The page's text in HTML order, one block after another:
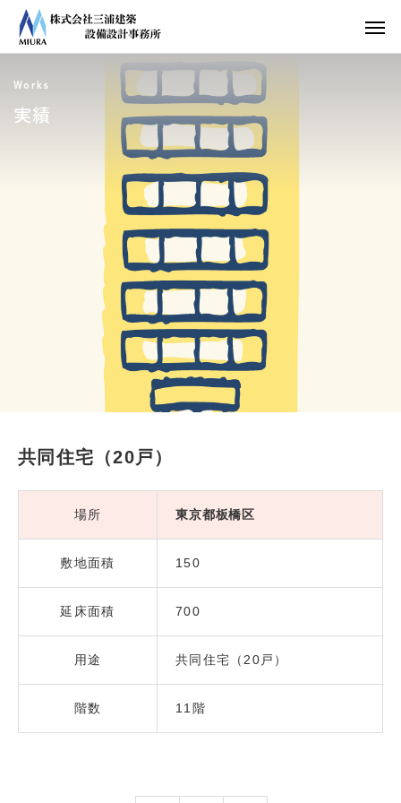
Works
実績
共同住宅（20戸）
場所 東京都板橋区
敷地面積 150
延床面積 700
用途 共同住宅（20戸）
階数 11階